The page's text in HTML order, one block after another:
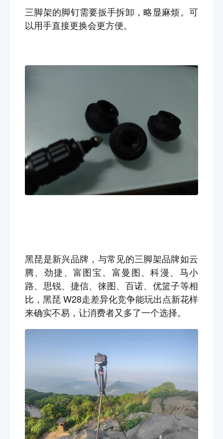
三脚架的脚钉需要扳手拆卸，略显麻烦。可
以用手直接更换会更方便。
黑琵是新兴品牌， 与常见的三脚架品牌如云
腾、劲捷、富图宝、富曼图、科漫、马小
路、思锐、捷信、徕图、百诺、优篮子等相
比，黑琵 W28走差异化竞争能玩出点新花样
来确实不易，让消费者又多了一个选择。